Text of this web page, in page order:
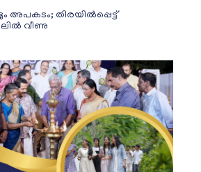
അപകടം; തിരയിൽപ്പെട്ട്
വീണു